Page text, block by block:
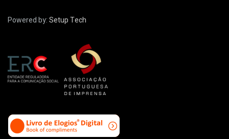
Powered by:Setup Tech